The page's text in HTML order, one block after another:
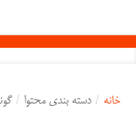
خانه / دسته بندی محتوا /